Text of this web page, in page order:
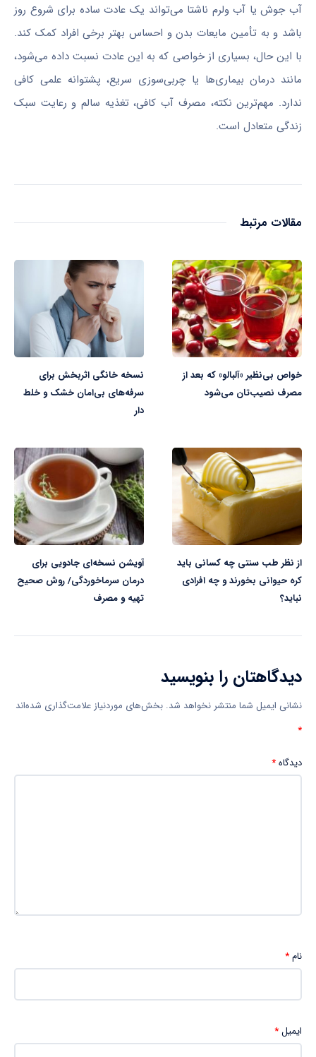
آب جوش یا آب ولرم ناشتا می‌تواند یک عادت ساده برای شروع روز
باشد و به تأمین مایعات بدن و احساس بهتر برخی افراد کمک کند.
با این حال، بسیاری از خواصی که به این عادت نسبت داده می‌شود،
مانند درمان بیماری‌ها یا چربی‌سوزی سریع، پشتوانه علمی کافی
ندارد. مهم‌ترین نکته، مصرف آب کافی، تغذیه سالم و رعایت سبک
زندگی متعادل است.
مقالات مرتبط
خواص بی‌نظیر «آلبالو» که بعد از
مصرف نصیب‌تان می‌شود
نسخه خانگی اثربخش برای
سرفه‌های بی‌امان خشک و خلط
دار
از نظر طب سنتی چه کسانی باید
کره حیوانی بخورند و چه افرادی
نباید؟
آویشن نسخەای جادویی برای
درمان سرماخوردگی/ روش صحیح
تهیه و مصرف
دیدگاهتان را بنویسید
نشانی ایمیل شما منتشر نخواهد شد. بخش‌های موردنیاز علامت‌گذاری شده‌اند
*
دیدگاه*
نام*
ایمیل*